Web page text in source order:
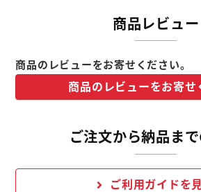
商品レビュー
商品のレビューをお寄せください。
商品のレビューをお寄せ
ご注文から納品ま
ご利用ガイドを